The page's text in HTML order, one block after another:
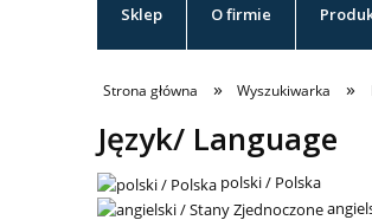
Sklep O firmie
Strona główna » Wyszukiwarka »
Język/ Language
polski / Polska